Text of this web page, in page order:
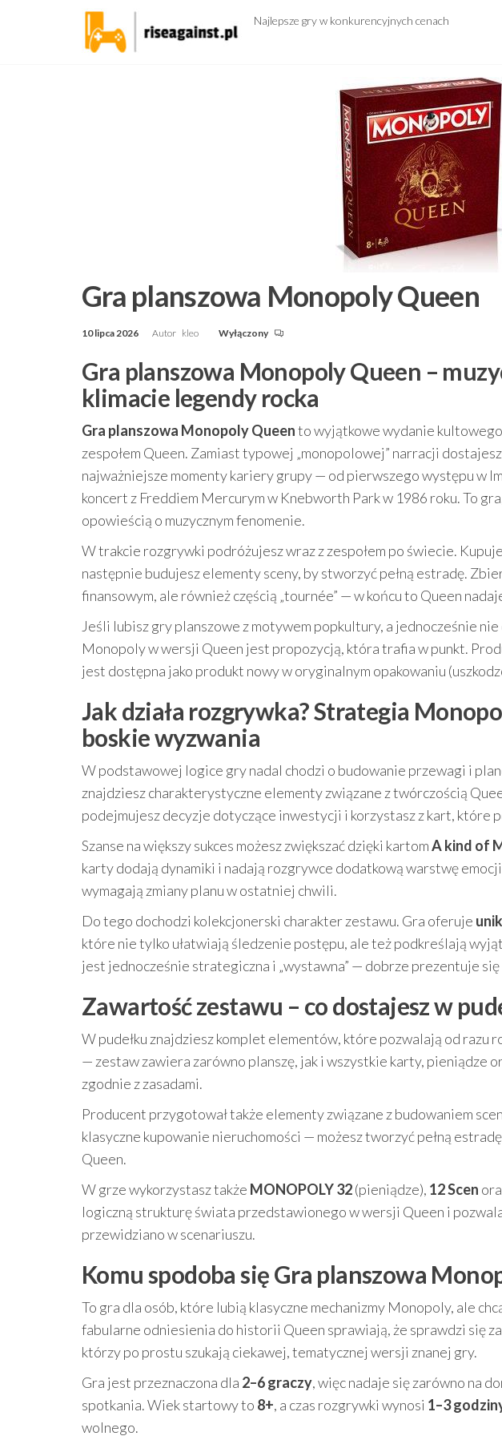
Najlepsze gry w konkurencyjnych cenach
Gra planszowa Monopoly Queen
10 lipca 2026 Autor kleo Wyłączony
Gra planszowa Monopoly Queen –
klimacie legendy rocka
Gra planszowa Monopoly Queento wyjątkowe wydanie
zespołem Queen. Zamiast typowej „monopolowej” narracji
najważniejsze momenty kariery grupy — od pierwszego występu w
koncert z Freddiem Mercurym w Knebworth Park w 1986 roku. To
opowieścią o muzycznym fenomenie.
W trakcie rozgrywki podróżujesz wraz z zespołem po świecie.
następnie budujesz elementy sceny, by stworzyć pełną estradę.
finansowym, ale również częścią „tournée” — w końcu to Queen
Jeśli lubisz gry planszowe z motywem popkultury, a jednocześnie
Monopoly w wersji Queen jest propozycją, która trafia w punkt.
jest dostępna jako produkt nowy w oryginalnym opakowaniu
Jak działa rozgrywka? Strategia
boskie wyzwania
W podstawowej logice gry nadal chodzi o budowanie przewagi i
znajdziesz charakterystyczne elementy związane z twórczością
podejmujesz decyzje dotyczące inwestycji i korzystasz z kart, które
Szanse na większy sukces możesz zwiększać dzięki kartomA kind of
karty dodają dynamiki i nadają rozgrywce dodatkową warstwę
wymagają zmiany planu w ostatniej chwili.
Do tego dochodzi kolekcjonerski charakter zestawu. Gra oferuje
które nie tylko ułatwiają śledzenie postępu, ale też podkreślają
jest jednocześnie strategiczna i „wystawna” — dobrze prezentuje
Zawartość zestawu – co dostajesz w
W pudełku znajdziesz komplet elementów, które pozwalają od razu
— zestaw zawiera zarówno planszę, jak i wszystkie karty, pieniądze
zgodnie z zasadami.
Producent przygotował także elementy związane z budowaniem
klasyczne kupowanie nieruchomości — możesz tworzyć pełną
Queen.
W grze wykorzystasz także MONOPOLY 32(pieniądze), 12 Scen
logiczną strukturę świata przedstawionego w wersji Queen i
przewidziano w scenariuszu.
Komu spodoba się Gra planszowa
To gra dla osób, które lubią klasyczne mechanizmy Monopoly, ale
fabularne odniesienia do historii Queen sprawiają, że sprawdzi się
którzy po prostu szukają ciekawej, tematycznej wersji znanej gry.
Gra jest przeznaczona dla 2–6 graczy, więc nadaje się zarówno na
spotkania. Wiek startowy to 8+, a czas rozgrywki wynosi 1–3
wolnego.